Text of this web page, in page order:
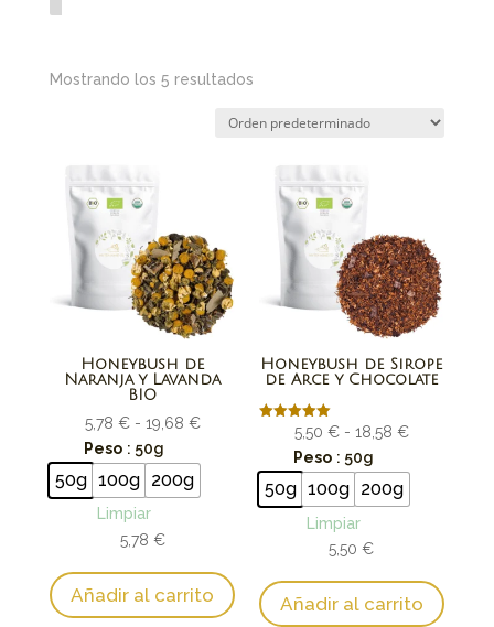
Mostrando los 5 resultados
Honeybush de
Naranja y Lavanda
BIO
5,78 € - 19,68 €Rango
desde
19,68 €
Peso : 50g
50g 100g 200g
Limpiar
5,78 €
Añadir al carrito
Honeybush de Sirope
de Arce y Chocolate
Valorado
con
5.00
de 5
5,50 € - 18,58 €Rango
desde
18,58 €
Peso : 50g
50g 100g 200g
Limpiar
5,50€
Añadir al carrito